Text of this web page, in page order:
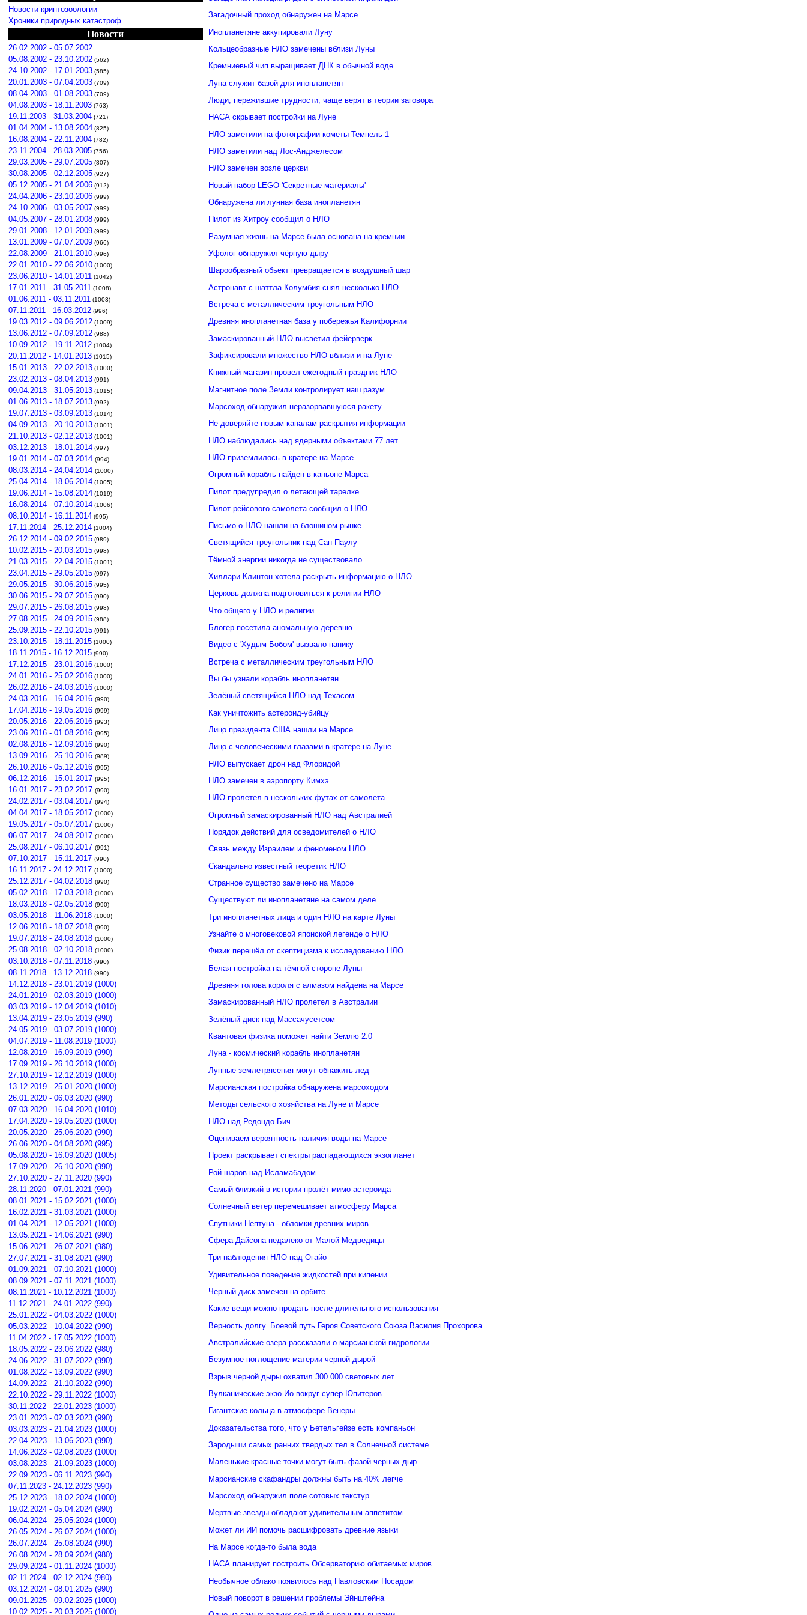
Новости криптозоологии
Хроники природных катастроф
Новости
26.02.2002 - 05.07.2002
05.08.2002 - 23.10.2002 (562)
24.10.2002 - 17.01.2003 (585)
20.01.2003 - 07.04.2003 (709)
08.04.2003 - 01.08.2003 (709)
04.08.2003 - 18.11.2003 (763)
19.11.2003 - 31.03.2004 (721)
01.04.2004 - 13.08.2004 (825)
16.08.2004 - 22.11.2004 (782)
23.11.2004 - 28.03.2005 (756)
29.03.2005 - 29.07.2005 (807)
30.08.2005 - 02.12.2005 (927)
05.12.2005 - 21.04.2006 (912)
24.04.2006 - 23.10.2006 (999)
24.10.2006 - 03.05.2007 (999)
04.05.2007 - 28.01.2008 (999)
29.01.2008 - 12.01.2009 (999)
13.01.2009 - 07.07.2009 (966)
22.08.2009 - 21.01.2010 (996)
22.01.2010 - 22.06.2010 (1000)
23.06.2010 - 14.01.2011 (1042)
17.01.2011 - 31.05.2011 (1008)
01.06.2011 - 03.11.2011 (1003)
07.11.2011 - 16.03.2012 (996)
19.03.2012 - 09.06.2012 (1009)
13.06.2012 - 07.09.2012 (988)
10.09.2012 - 19.11.2012 (1004)
20.11.2012 - 14.01.2013 (1015)
15.01.2013 - 22.02.2013 (1000)
23.02.2013 - 08.04.2013 (991)
09.04.2013 - 31.05.2013 (1015)
01.06.2013 - 18.07.2013 (992)
19.07.2013 - 03.09.2013 (1014)
04.09.2013 - 20.10.2013 (1001)
21.10.2013 - 02.12.2013 (1001)
03.12.2013 - 18.01.2014 (997)
19.01.2014 - 07.03.2014 (994)
08.03.2014 - 24.04.2014 (1000)
25.04.2014 - 18.06.2014 (1005)
19.06.2014 - 15.08.2014 (1019)
16.08.2014 - 07.10.2014 (1006)
08.10.2014 - 16.11.2014 (995)
17.11.2014 - 25.12.2014 (1004)
26.12.2014 - 09.02.2015 (989)
10.02.2015 - 20.03.2015 (998)
21.03.2015 - 22.04.2015 (1001)
23.04.2015 - 29.05.2015 (997)
29.05.2015 - 30.06.2015 (995)
30.06.2015 - 29.07.2015 (990)
29.07.2015 - 26.08.2015 (998)
27.08.2015 - 24.09.2015 (988)
25.09.2015 - 22.10.2015 (991)
23.10.2015 - 18.11.2015 (1000)
18.11.2015 - 16.12.2015 (990)
17.12.2015 - 23.01.2016 (1000)
24.01.2016 - 25.02.2016 (1000)
26.02.2016 - 24.03.2016 (1000)
24.03.2016 - 16.04.2016 (990)
17.04.2016 - 19.05.2016 (999)
20.05.2016 - 22.06.2016 (993)
23.06.2016 - 01.08.2016 (995)
02.08.2016 - 12.09.2016 (990)
13.09.2016 - 25.10.2016 (989)
26.10.2016 - 05.12.2016 (995)
06.12.2016 - 15.01.2017 (995)
16.01.2017 - 23.02.2017 (990)
24.02.2017 - 03.04.2017 (994)
04.04.2017 - 18.05.2017 (1000)
19.05.2017 - 05.07.2017 (1000)
06.07.2017 - 24.08.2017 (1000)
25.08.2017 - 06.10.2017 (991)
07.10.2017 - 15.11.2017 (990)
16.11.2017 - 24.12.2017 (1000)
25.12.2017 - 04.02.2018 (990)
05.02.2018 - 17.03.2018 (1000)
18.03.2018 - 02.05.2018 (990)
03.05.2018 - 11.06.2018 (1000)
12.06.2018 - 18.07.2018 (990)
19.07.2018 - 24.08.2018 (1000)
25.08.2018 - 02.10.2018 (1000)
03.10.2018 - 07.11.2018 (990)
08.11.2018 - 13.12.2018 (990)
14.12.2018 - 23.01.2019 (1000)
24.01.2019 - 02.03.2019 (1000)
03.03.2019 - 12.04.2019 (1010)
13.04.2019 - 23.05.2019 (990)
24.05.2019 - 03.07.2019 (1000)
04.07.2019 - 11.08.2019 (1000)
12.08.2019 - 16.09.2019 (990)
17.09.2019 - 26.10.2019 (1000)
27.10.2019 - 12.12.2019 (1000)
13.12.2019 - 25.01.2020 (1000)
26.01.2020 - 06.03.2020 (990)
07.03.2020 - 16.04.2020 (1010)
17.04.2020 - 19.05.2020 (1000)
20.05.2020 - 25.06.2020 (990)
26.06.2020 - 04.08.2020 (995)
05.08.2020 - 16.09.2020 (1005)
17.09.2020 - 26.10.2020 (990)
27.10.2020 - 27.11.2020 (990)
28.11.2020 - 07.01.2021 (990)
08.01.2021 - 15.02.2021 (1000)
16.02.2021 - 31.03.2021 (1000)
01.04.2021 - 12.05.2021 (1000)
13.05.2021 - 14.06.2021 (990)
15.06.2021 - 26.07.2021 (980)
27.07.2021 - 31.08.2021 (990)
01.09.2021 - 07.10.2021 (1000)
08.09.2021 - 07.11.2021 (1000)
08.11.2021 - 10.12.2021 (1000)
11.12.2021 - 24.01.2022 (990)
25.01.2022 - 04.03.2022 (1000)
05.03.2022 - 10.04.2022 (990)
11.04.2022 - 17.05.2022 (1000)
18.05.2022 - 23.06.2022 (980)
24.06.2022 - 31.07.2022 (990)
01.08.2022 - 13.09.2022 (990)
14.09.2022 - 21.10.2022 (990)
22.10.2022 - 29.11.2022 (1000)
30.11.2022 - 22.01.2023 (1000)
23.01.2023 - 02.03.2023 (990)
03.03.2023 - 21.04.2023 (1000)
22.04.2023 - 13.06.2023 (990)
14.06.2023 - 02.08.2023 (1000)
03.08.2023 - 21.09.2023 (1000)
22.09.2023 - 06.11.2023 (990)
07.11.2023 - 24.12.2023 (990)
25.12.2023 - 18.02.2024 (1000)
19.02.2024 - 05.04.2024 (990)
06.04.2024 - 25.05.2024 (1000)
26.05.2024 - 26.07.2024 (1000)
26.07.2024 - 25.08.2024 (990)
26.08.2024 - 28.09.2024 (980)
29.09.2024 - 01.11.2024 (1000)
02.11.2024 - 02.12.2024 (980)
03.12.2024 - 08.01.2025 (990)
09.01.2025 - 09.02.2025 (1000)
10.02.2025 - 20.03.2025 (1000)
Загадочный проход обнаружен на Марсе
Инопланетяне аккупировали Луну
Кольцеобразные НЛО замечены вблизи Луны
Кремниевый чип выращивает ДНК в обычной воде
Луна служит базой для инопланетян
Люди, пережившие трудности, чаще верят в теории заговора
НАСА скрывает постройки на Луне
НЛО заметили на фотографии кометы Темпель-1
НЛО заметили над Лос-Анджелесом
НЛО замечен возле церкви
Новый набор LEGO 'Секретные материалы'
Обнаружена ли лунная база инопланетян
Пилот из Хитроу сообщил о НЛО
Разумная жизнь на Марсе была основана на кремнии
Уфолог обнаружил чёрную дыру
Шарообразный обьект превращается в воздушный шар
Астронавт с шаттла Колумбия снял несколько НЛО
Встреча с металлическим треугольным НЛО
Древняя инопланетная база у побережья Калифорнии
Замаскированный НЛО высветил фейерверк
Зафиксировали множество НЛО вблизи и на Луне
Книжный магазин провел ежегодный праздник НЛО
Магнитное поле Земли контролирует наш разум
Марсоход обнаружил неразорвавшуюся ракету
Не доверяйте новым каналам раскрытия информации
НЛО наблюдались над ядерными объектами 77 лет
НЛО приземлилось в кратере на Марсе
Огромный корабль найден в каньоне Марса
Пилот предупредил о летающей тарелке
Пилот рейсового самолета сообщил о НЛО
Письмо о НЛО нашли на блошином рынке
Светящийся треугольник над Сан-Паулу
Тёмной энергии никогда не существовало
Хиллари Клинтон хотела раскрыть информацию о НЛО
Церковь должна подготовиться к религии НЛО
Что общего у НЛО и религии
Блогер посетила аномальную деревню
Видео с 'Худым Бобом' вызвало панику
Встреча с металлическим треугольным НЛО
Вы бы узнали корабль инопланетян
Зелёный светящийся НЛО над Техасом
Как уничтожить астероид-убийцу
Лицо президента США нашли на Марсе
Лицо с человеческими глазами в кратере на Луне
НЛО выпускает дрон над Флоридой
НЛО замечен в аэропорту Кимхэ
НЛО пролетел в нескольких футах от самолета
Огромный замаскированный НЛО над Австралией
Порядок действий для осведомителей о НЛО
Связь между Израилем и феноменом НЛО
Скандально известный теоретик НЛО
Странное существо замечено на Марсе
Существуют ли инопланетяне на самом деле
Три инопланетных лица и один НЛО на карте Луны
Узнайте о многовековой японской легенде о НЛО
Физик перешёл от скептицизма к исследованию НЛО
Белая постройка на тёмной стороне Луны
Древняя голова короля с алмазом найдена на Марсе
Замаскированный НЛО пролетел в Австралии
Зелёный диск над Массачусетсом
Квантовая физика поможет найти Землю 2.0
Луна - космический корабль инопланетян
Лунные землетрясения могут обнажить лед
Марсианская постройка обнаружена марсоходом
Методы сельского хозяйства на Луне и Марсе
НЛО над Редондо-Бич
Оцениваем вероятность наличия воды на Марсе
Проект раскрывает спектры распадающихся экзопланет
Рой шаров над Исламабадом
Самый близкий в истории пролёт мимо астероида
Солнечный ветер перемешивает атмосферу Марса
Спутники Нептуна - обломки древних миров
Сфера Дайсона недалеко от Малой Медведицы
Три наблюдения НЛО над Огайо
Удивительное поведение жидкостей при кипении
Черный диск замечен на орбите
Какие вещи можно продать после длительного использования
Верность долгу. Боевой путь Героя Советского Союза Василия Прохорова
Австралийские озера рассказали о марсианской гидрологии
Безумное поглощение материи черной дырой
Взрыв черной дыры охватил 300 000 световых лет
Вулканические экзо-Ио вокруг супер-Юпитеров
Гигантские кольца в атмосфере Венеры
Доказательства того, что у Бетельгейзе есть компаньон
Зародыши самых ранних твердых тел в Солнечной системе
Маленькие красные точки могут быть фазой черных дыр
Марсианские скафандры должны быть на 40% легче
Марсоход обнаружил поле сотовых текстур
Мертвые звезды обладают удивительным аппетитом
Может ли ИИ помочь расшифровать древние языки
На Марсе когда-то была вода
НАСА планирует построить Обсерваторию обитаемых миров
Необычное облако появилось над Павловским Посадом
Новый поворот в решении проблемы Эйнштейна